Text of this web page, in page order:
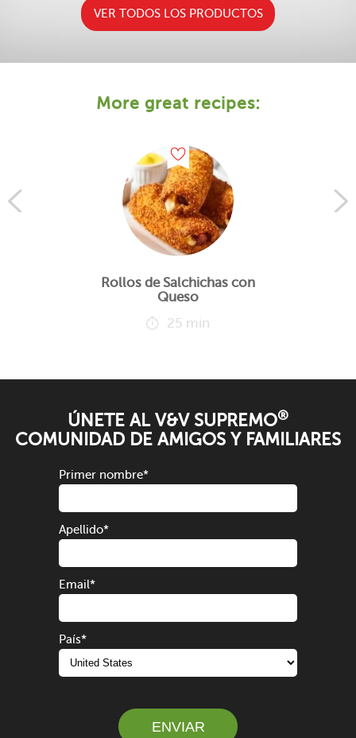
VER TODOS LOS PRODUCTOS
More great recipes:
Rollos de Salchichas con
Queso
25 min
ÚNETE AL V&V SUPREMO®
COMUNIDAD DE AMIGOS Y FAMILIARES
Primer nombre*
Apellido*
Email*
País*
ENVIAR